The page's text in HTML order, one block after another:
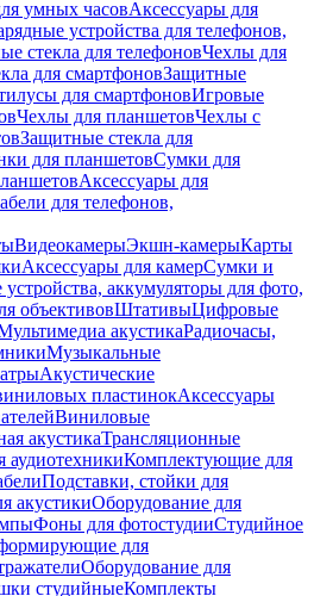
умных часовАксессуары для
устройства для телефонов,
стекла для телефоновЧехлы для
для смартфоновЗащитные
для смартфоновИгровые
Чехлы для планшетовЧехлы с
Защитные стекла для
для планшетовСумки для
Аксессуары для
для телефонов,
ВидеокамерыЭкшн-камерыКарты
Аксессуары для камерСумки и
устройства, аккумуляторы для фото,
объективовШтативыЦифровые
акустикаРадиочасы,
Музыкальные
Акустические
пластинокАксессуары
Виниловые
акустикаТрансляционные
аудиотехникиКомплектующие для
Подставки, стойки для
акустикиОборудование для
Фоны для фотостудииСтудийное
для
Оборудование для
студийныеКомплекты